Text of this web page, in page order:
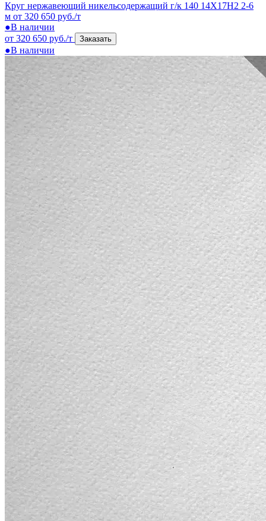
Круг нержавеющий никельсодержащий г/к 140 14Х17Н2 2-6
м от 320 650 руб./т
●В наличии
от 320 650 руб./т
Заказать
●В наличии